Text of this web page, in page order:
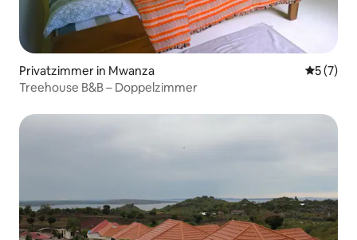
Privatzimmer in Mwanza
5 (7)
Treehouse B&B – Doppelzimmer